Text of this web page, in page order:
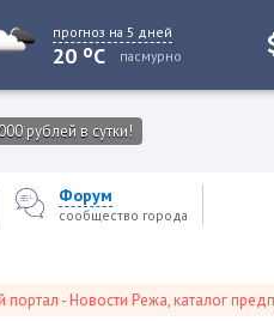
прогноз на 5 дней
20 oC пасмурно
рублей в сутки!
Форум
сообщество города
- Новости Режа, каталог